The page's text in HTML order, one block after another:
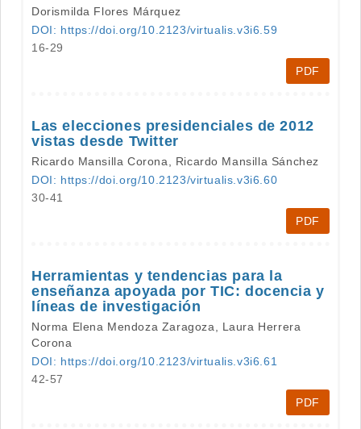
Dorismilda Flores Márquez
DOI: https://doi.org/10.2123/virtualis.v3i6.59
16-29
PDF
Las elecciones presidenciales de 2012
vistas desde Twitter
Ricardo Mansilla Corona, Ricardo Mansilla Sánchez
DOI: https://doi.org/10.2123/virtualis.v3i6.60
30-41
PDF
Herramientas y tendencias para la
enseñanza apoyada por TIC: docencia y
líneas de investigación
Norma Elena Mendoza Zaragoza, Laura Herrera
Corona
DOI: https://doi.org/10.2123/virtualis.v3i6.61
42-57
PDF